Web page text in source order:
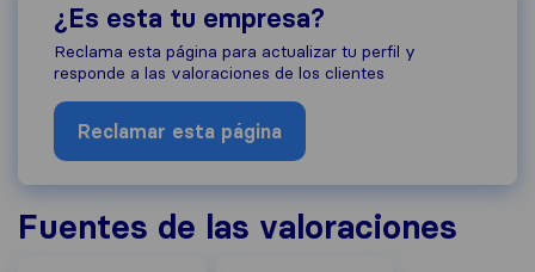
¿Es esta tu empresa?
Reclama esta página para actualizar tu perfil y
responde a las valoraciones de los clientes
Reclamar esta página
Fuentes de las valoraciones